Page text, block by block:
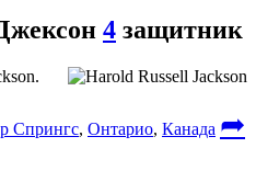
4 защитник
Спрингс, Онтарио, Канада ➦